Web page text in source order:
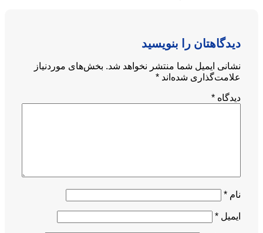
دیدگاهتان را بنویسید
نشانی ایمیل شما منتشر نخواهد شد. بخش‌های موردنیاز
علامت‌گذاری شده‌اند *
دیدگاه *
نام *
ایمیل *